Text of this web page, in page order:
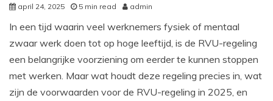
april 24, 2025 5 min read admin
In een tijd waarin veel werknemers fysiek of mentaal
zwaar werk doen tot op hoge leeftijd, is de RVU-regeling
een belangrijke voorziening om eerder te kunnen stoppen
met werken. Maar wat houdt deze regeling precies in, wat
zijn de voorwaarden voor de RVU-regeling in 2025, en